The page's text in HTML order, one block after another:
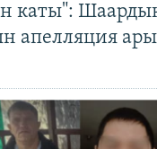
каты":
апелляция